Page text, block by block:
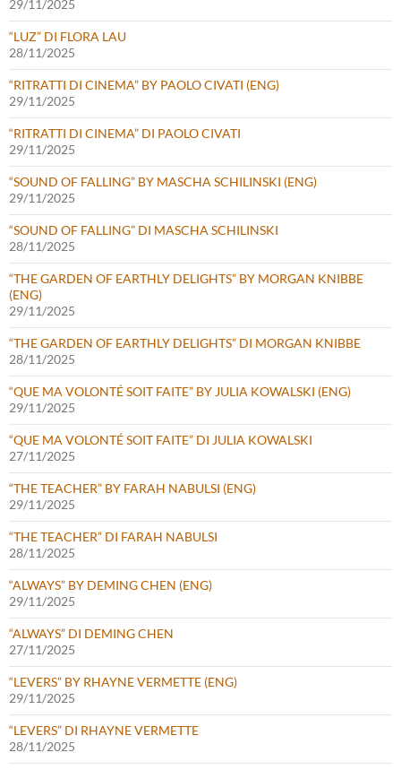
29/11/2025
“LUZ” DI FLORA LAU
28/11/2025
“RITRATTI DI CINEMA” BY PAOLO CIVATI (ENG)
29/11/2025
“RITRATTI DI CINEMA” DI PAOLO CIVATI
29/11/2025
“SOUND OF FALLING” BY MASCHA SCHILINSKI (ENG)
29/11/2025
“SOUND OF FALLING” DI MASCHA SCHILINSKI
28/11/2025
“THE GARDEN OF EARTHLY DELIGHTS” BY MORGAN KNIBBE
(ENG)
29/11/2025
“THE GARDEN OF EARTHLY DELIGHTS” DI MORGAN KNIBBE
28/11/2025
“QUE MA VOLONTÉ SOIT FAITE” BY JULIA KOWALSKI (ENG)
29/11/2025
“QUE MA VOLONTÉ SOIT FAITE” DI JULIA KOWALSKI
27/11/2025
“THE TEACHER” BY FARAH NABULSI (ENG)
29/11/2025
“THE TEACHER” DI FARAH NABULSI
28/11/2025
“ALWAYS” BY DEMING CHEN (ENG)
29/11/2025
“ALWAYS” DI DEMING CHEN
27/11/2025
“LEVERS” BY RHAYNE VERMETTE (ENG)
29/11/2025
“LEVERS” DI RHAYNE VERMETTE
28/11/2025